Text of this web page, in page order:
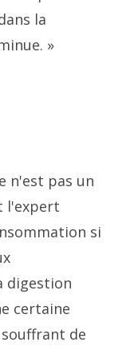
la
»
n'est pas un
l'expert
si
digestion
certaine
de